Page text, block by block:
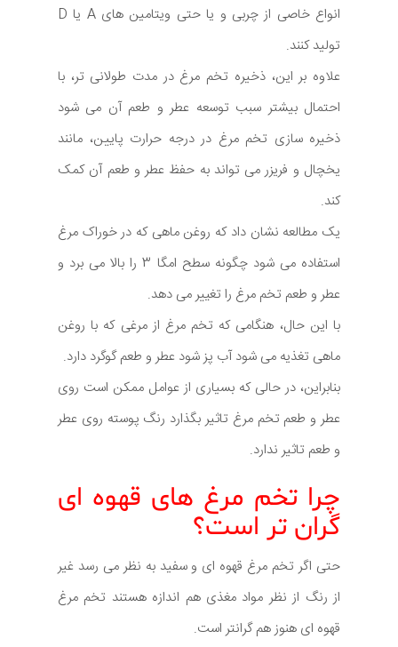
انواع خاصی از چربی و یا حتی ویتامین های A یا D
تولید کنند.
علاوه بر این، ذخیره تخم مرغ در مدت طولانی تر، با
احتمال بیشتر سبب توسعه عطر و طعم آن می شود
ذخیره سازی تخم مرغ در درجه حرارت پایین، مانند
یخچال و فریزر می تواند به حفظ عطر و طعم آن کمک
کند.
یک مطالعه نشان داد که روغن ماهی که در خوراک مرغ
استفاده می شود چگونه سطح امگا 3 را بالا می برد و
عطر و طعم تخم مرغ را تغییر می دهد.
با این حال، هنگامی که تخم مرغ از مرغی که با روغن
ماهی تغذیه می شود آب پز شود عطر و طعم گوگرد دارد.
بنابراین، در حالی که بسیاری از عوامل ممکن است روی
عطر و طعم تخم مرغ تاثیر بگذارد رنگ پوسته روی عطر
و طعم تاثیر ندارد.
چرا تخم مرغ های قهوه ای
گران تر است؟
حتی اگر تخم مرغ قهوه ای و سفید به نظر می رسد غیر
از رنگ از نظر مواد مغذی هم اندازه هستند تخم مرغ
قهوه ای هنوز هم گرانتر است.